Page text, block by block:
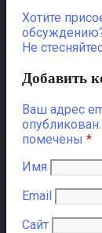
Хотите
Не
Добавить
Ваш адрес
опубликован.
помечены *
Имя
Email
Сайт